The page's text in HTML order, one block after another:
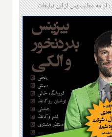
ادامه مطلب پس از این تبلیغات